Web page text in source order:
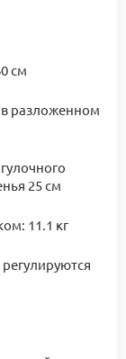
см
разложенном
25 см
11.1 кг